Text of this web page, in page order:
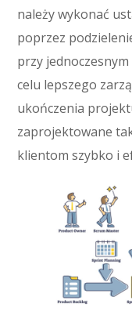
należy wykonać
poprzez
przy jednoczesnym
celu lepszego
ukończenia
zaprojektowane
klientom szybko i